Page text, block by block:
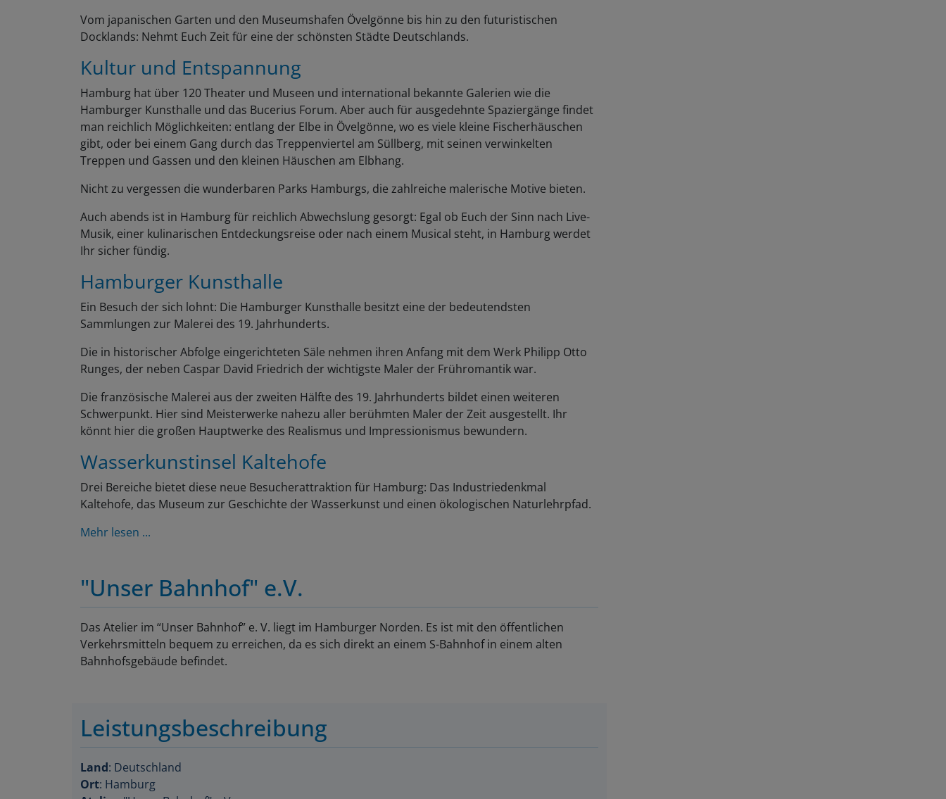
Vom japanischen Garten und den Museumshafen Övelgönne bis hin zu den futuristischen
Docklands: Nehmt Euch Zeit für eine der schönsten Städte Deutschlands.
Kultur und Entspannung
Hamburg hat über 120 Theater und Museen und international bekannte Galerien wie die
Hamburger Kunsthalle und das Bucerius Forum. Aber auch für ausgedehnte Spaziergänge findet
man reichlich Möglichkeiten: entlang der Elbe in Övelgönne, wo es viele kleine Fischerhäuschen
gibt, oder bei einem Gang durch das Treppenviertel am Süllberg, mit seinen verwinkelten
Treppen und Gassen und den kleinen Häuschen am Elbhang.
Nicht zu vergessen die wunderbaren Parks Hamburgs, die zahlreiche malerische Motive bieten.
Auch abends ist in Hamburg für reichlich Abwechslung gesorgt: Egal ob Euch der Sinn nach Live-
Musik, einer kulinarischen Entdeckungsreise oder nach einem Musical steht, in Hamburg werdet
Ihr sicher fündig.
Hamburger Kunsthalle
Ein Besuch der sich lohnt: Die Hamburger Kunsthalle besitzt eine der bedeutendsten
Sammlungen zur Malerei des 19. Jahrhunderts.
Die in historischer Abfolge eingerichteten Säle nehmen ihren Anfang mit dem Werk Philipp Otto
Runges, der neben Caspar David Friedrich der wichtigste Maler der Frühromantik war.
Die französische Malerei aus der zweiten Hälfte des 19. Jahrhunderts bildet einen weiteren
Schwerpunkt. Hier sind Meisterwerke nahezu aller berühmten Maler der Zeit ausgestellt. Ihr
könnt hier die großen Hauptwerke des Realismus und Impressionismus bewundern.
Wasserkunstinsel Kaltehofe
Drei Bereiche bietet diese neue Besucherattraktion für Hamburg: Das Industriedenkmal
Kaltehofe, das Museum zur Geschichte der Wasserkunst und einen ökologischen Naturlehrpfad.
Mehr lesen ...
"Unser Bahnhof" e.V.
Das Atelier im “Unser Bahnhof” e. V. liegt im Hamburger Norden. Es ist mit den öffentlichen
Verkehrsmitteln bequem zu erreichen, da es sich direkt an einem S-Bahnhof in einem alten
Bahnhofsgebäude befindet.
Leistungsbeschreibung
Land: Deutschland
Ort: Hamburg